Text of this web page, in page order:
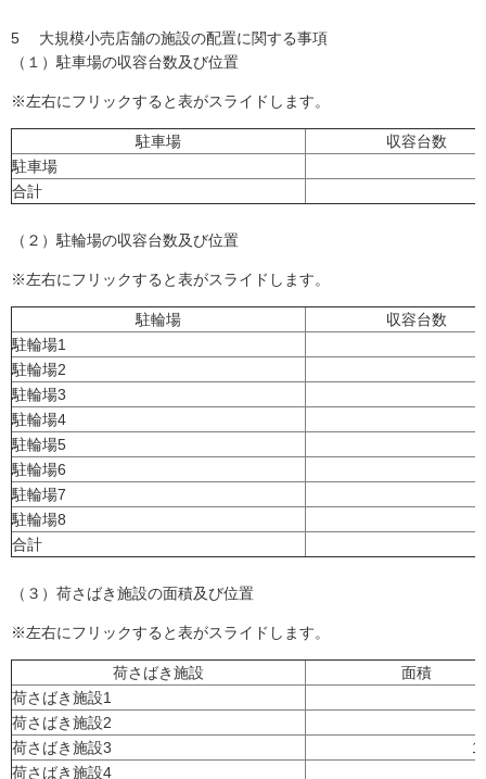
5 大規模小売店舗の施設の配置に関する事項
（１）駐車場の収容台数及び位置
※左右にフリックすると表がスライドします。
駐車場
収容台数
駐車場
合計
（２）駐輪場の収容台数及び位置
※左右にフリックすると表がスライドします。
駐輪場
収容台数
駐輪場1
駐輪場2
駐輪場3
駐輪場4
駐輪場5
駐輪場6
駐輪場7
駐輪場8
合計
（３）荷さばき施設の面積及び位置
※左右にフリックすると表がスライドします。
荷さばき施設
面積
荷さばき施設1
荷さばき施設2
荷さばき施設3
荷さばき施設4